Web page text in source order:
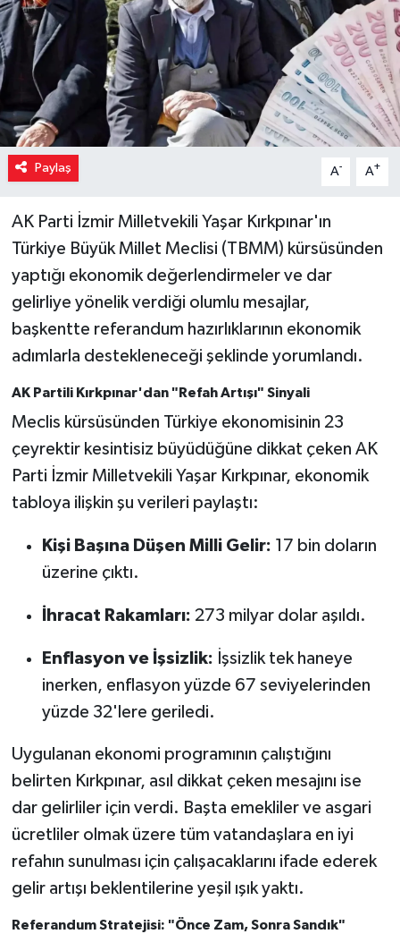
Paylaş A- A+
AK Parti İzmir Milletvekili Yaşar Kırkpınar'ın
Türkiye Büyük Millet Meclisi (TBMM) kürsüsünden
yaptığı ekonomik değerlendirmeler ve dar
gelirliye yönelik verdiği olumlu mesajlar,
başkentte referandum hazırlıklarının ekonomik
adımlarla destekleneceği şeklinde yorumlandı.
AK Partili Kırkpınar'dan "Refah Artışı" Sinyali
Meclis kürsüsünden Türkiye ekonomisinin 23
çeyrektir kesintisiz büyüdüğüne dikkat çeken AK
Parti İzmir Milletvekili Yaşar Kırkpınar, ekonomik
tabloya ilişkin şu verileri paylaştı:
Kişi Başına Düşen Milli Gelir: 17 bin doların
üzerine çıktı.
İhracat Rakamları: 273 milyar dolar aşıldı.
Enflasyon ve İşsizlik: İşsizlik tek haneye
inerken, enflasyon yüzde 67 seviyelerinden
yüzde 32'lere geriledi.
Uygulanan ekonomi programının çalıştığını
belirten Kırkpınar, asıl dikkat çeken mesajını ise
dar gelirliler için verdi. Başta emekliler ve asgari
ücretliler olmak üzere tüm vatandaşlara en iyi
refahın sunulması için çalışacaklarını ifade ederek
gelir artışı beklentilerine yeşil ışık yaktı.
Referandum Stratejisi: "Önce Zam, Sonra Sandık"
Yurttan